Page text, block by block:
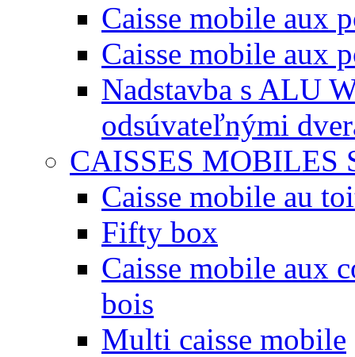
Caisse mobile aux
Caisse mobile aux
Nadstavba s ALU
odsúvateľnými
CAISSES MOBILES
Caisse mobile au
Fifty box
Caisse mobile aux
bois
Multi caisse mobile